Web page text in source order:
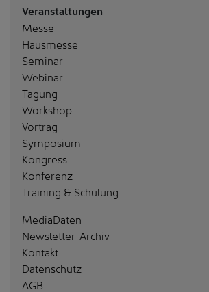
Veranstaltungen
Messe
Hausmesse
Seminar
Webinar
Tagung
Workshop
Vortrag
Symposium
Kongress
Konferenz
Training & Schulung
MediaDaten
Newsletter-Archiv
Kontakt
Datenschutz
AGB